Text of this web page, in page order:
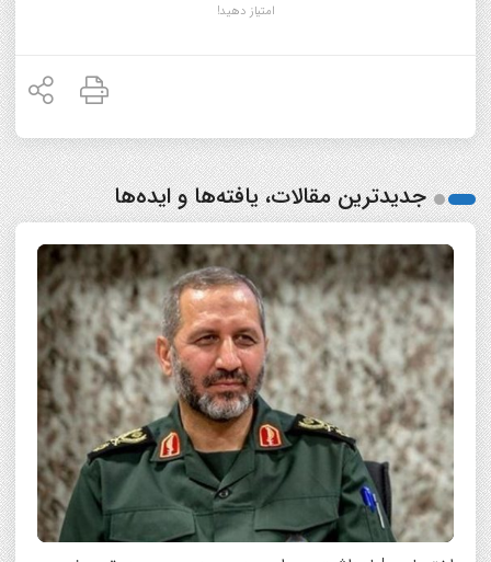
امتیاز دهید!
جدیدترین مقالات، یافته‌ها و ایده‌ها